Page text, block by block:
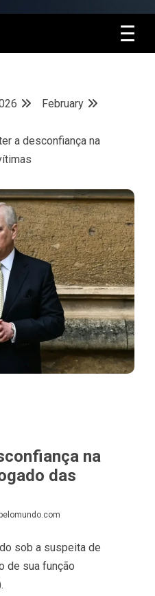
February
a desconfiança na
na
das
sob a suspeita de
de sua função